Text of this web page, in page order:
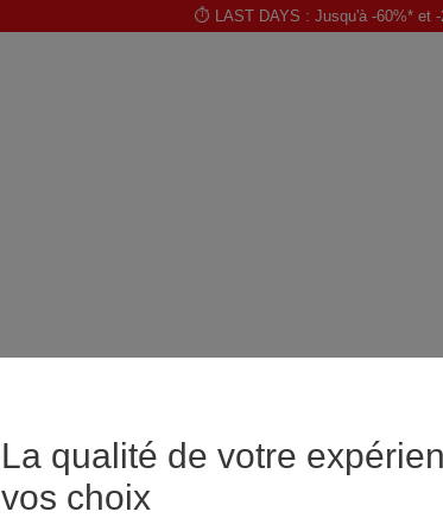
⏱️ LAST DAYS : Jusqu'à -60%* et
La qualité de votre
vos choix